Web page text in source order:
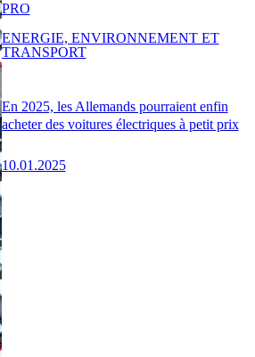
En 2025, les Allemands pourraient enfin
acheter des voitures électriques à petit prix
10.01.2025
PRO
ENERGIE, ENVIRONNEMENT ET
TRANSPORT